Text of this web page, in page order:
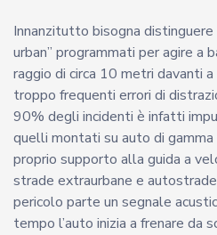
Innanzitutto bisogna
urban” programmati per agire a
raggio di circa 10 metri davanti
troppo frequenti errori di
90% degli incidenti è infatti
quelli montati su auto di
proprio supporto alla guida a
strade extraurbane e
pericolo parte un segnale
tempo l’auto inizia a frenare da